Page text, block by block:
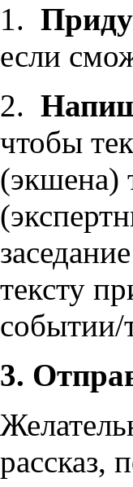
1.
если
2.
чтобы
(экшена)
тексту
событии/
3.
рассказ,